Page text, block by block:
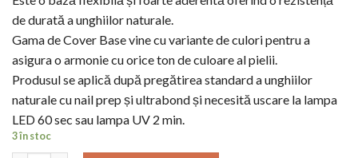
de durată a unghiilor naturale.
Gama de Cover Base vine cu variante de culori pentru a
asigura o armonie cu orice ton de culoare al pielii.
Produsul se aplică după pregătirea standard a unghiilor
naturale cu nail prep și ultrabond și necesită uscare la lampa
LED 60 sec sau lampa UV 2 min.
3 în stoc